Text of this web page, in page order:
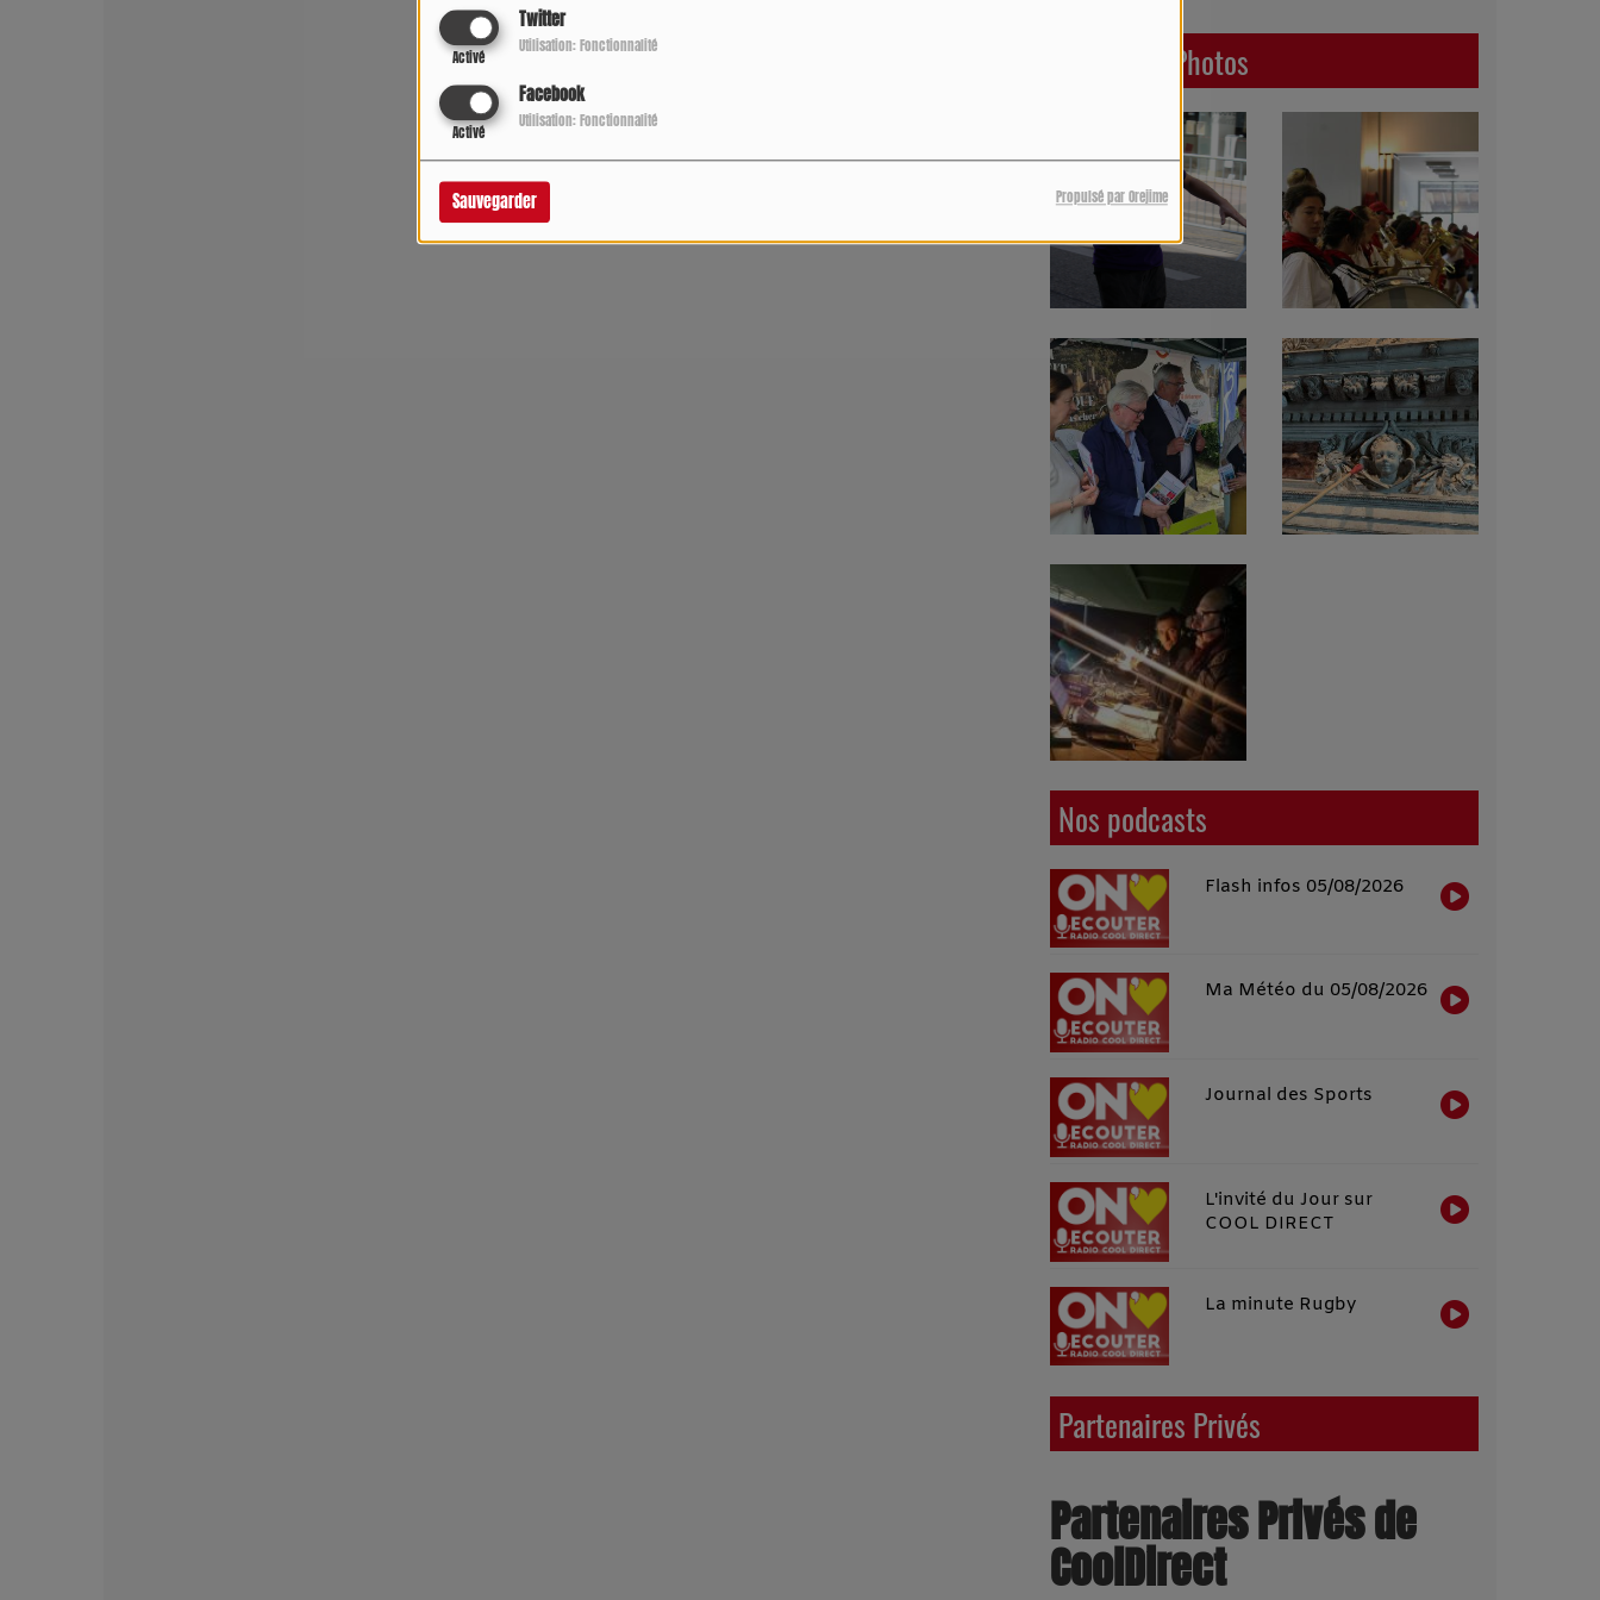
Twitter
Activé
Utilisation: Fonctionnalité
Facebook
Activé
Utilisation: Fonctionnalité
Sauvegarder Propulsé par Orejime
Dernières Photos
Nos podcasts
Flash infos 05/08/2026
Ma Météo du 05/08/2026
Journal des Sports
L'invité du Jour sur
COOL DIRECT
La minute Rugby
Partenaires Privés
Partenaires Privés de
CoolDirect